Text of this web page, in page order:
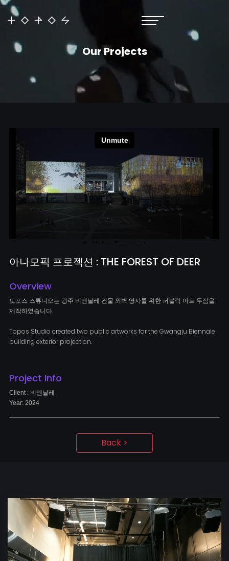
Our Projects
아나모픽 프로젝션 : THE FOREST OF DEER
Overview
토포스 스튜디오는 광주 비엔날레 건물 외벽 영사를 위한 퍼블릭 아트 두점을
제작하였습니다.
Topos Studio created two public artworks for the Gwangju Biennale
building exterior projection.
Project Info
Client : 비엔날레
Year: 2024
Back >